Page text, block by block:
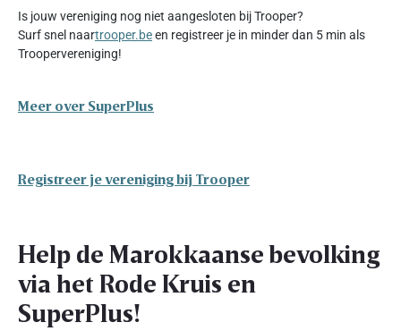
Is jouw vereniging nog niet aangesloten bij Trooper?
Surf snel naartrooper.been registreer je in minder dan 5 min als
Troopervereniging!
Meer over SuperPlus
Registreer je vereniging bij Trooper
Help de Marokkaanse bevolking
via het Rode Kruis en
SuperPlus!